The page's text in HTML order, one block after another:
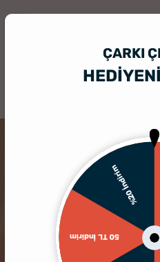
ÇARKI
50 TL İndirim
%20 İndirim